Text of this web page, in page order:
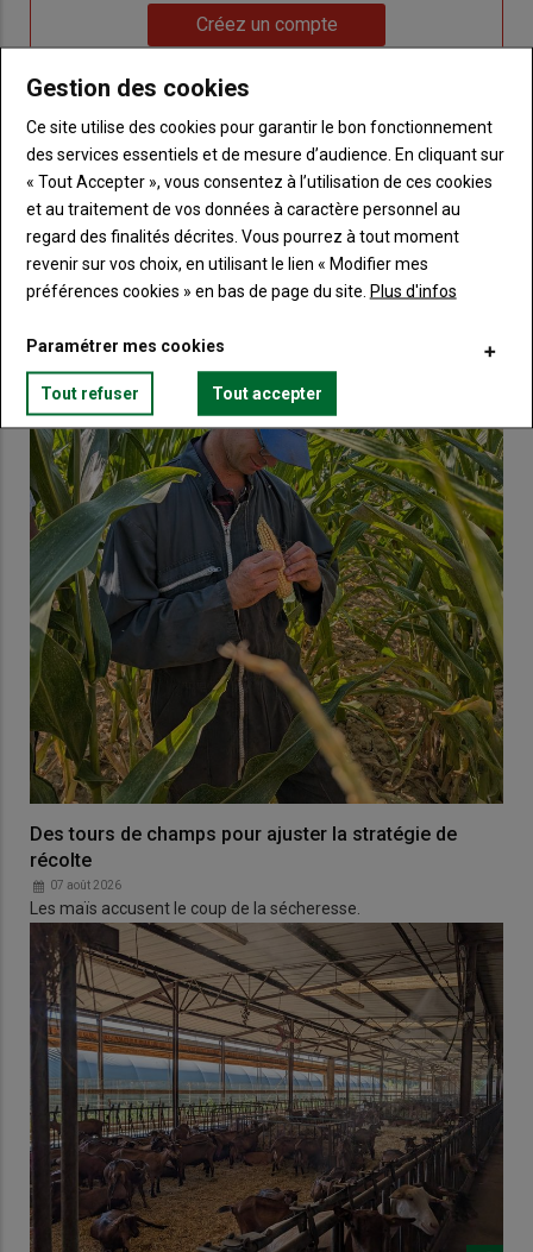
Créez un compte
Des tours de champs pour ajuster la stratégie de
récolte
07 août 2026
Les maïs accusent le coup de la sécheresse.
Gestion des cookies
Ce site utilise des cookies pour garantir le bon fonctionnement
des services essentiels et de mesure d’audience. En cliquant sur
« Tout Accepter », vous consentez à l’utilisation de ces cookies
et au traitement de vos données à caractère personnel au
regard des finalités décrites. Vous pourrez à tout moment
revenir sur vos choix, en utilisant le lien « Modifier mes
préférences cookies » en bas de page du site. Plus d'infos
Paramétrer mes cookies
Tout refuser Tout accepter